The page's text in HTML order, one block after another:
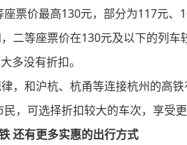
票价最高130元，部分为117元
等座票价在130元及以下的列车
多没有折扣。
和沪杭、杭甬等连接杭州的高
，可选择折扣较大的车次，享受
还有更多实惠的出行方式